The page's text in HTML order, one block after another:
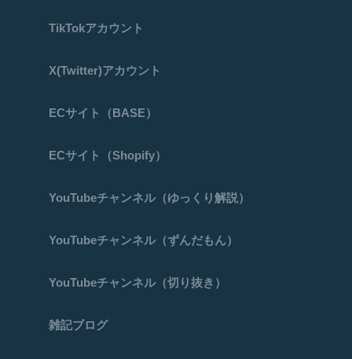
TikTokアカウント
X(Twitter)アカウント
ECサイト（BASE）
ECサイト（Shopify）
YouTubeチャンネル（ゆっくり解説）
YouTubeチャンネル（ずんだもん）
YouTubeチャンネル（切り抜き）
雑記ブログ